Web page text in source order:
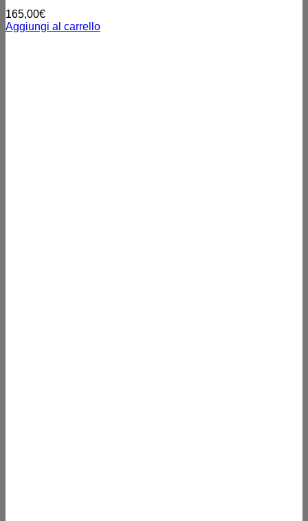
165,00€
Aggiungi al carrello